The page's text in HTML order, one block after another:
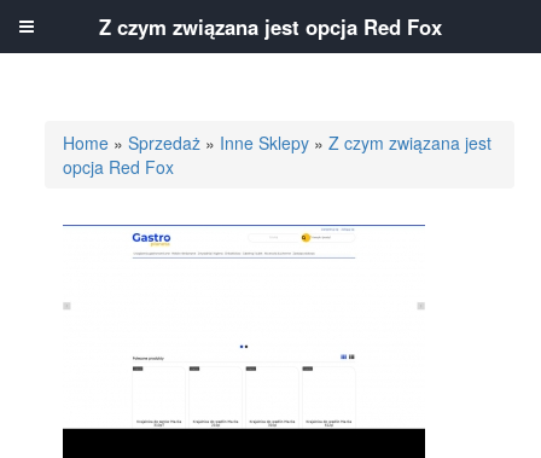
Home »Sprzedaż » Inne Sklepy »Z czym związana jest
opcja Red Fox
Z czym związana jest opcja Red Fox